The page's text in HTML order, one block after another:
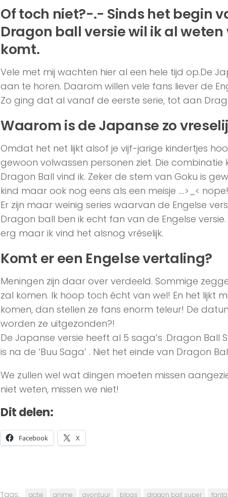
Of toch niet?-.- Sinds het begin
Dragon ball versie wil ik al
komt.
Vele met mij wachten hier al een hele tijd op.De
aan te horen. Daarom willen vele fans liever de
Zo ging dat al vanaf de eerste serie, tot aan
Waarom is de Japanse zo
Omdat het net lijkt alsof je vijf-jarige kindertjes
gewoon volwassen personen ziet. Die combinatie
Dragon Ball vind ik. Zeker de stem van Goku is
kind maar ook nog eens als een meisje ….>_< nope!
Er zijn maar weinig series waarvan de Engelse
Dragon ball ben ik echt fan van de Engelse
erg maar ik vind het alsnog vréselijk.
Komt er een Engelse vertaling?
Meningen zijn daar over verdeeld. Sommige
zal komen. Ik hoop toch écht van wel! En het lijkt
komen, dan stellen ze fans enorm teleur! De
worden ze uitgezonden?!
De Japanse versie heeft al 5 saga’s .Dragon
is na de ‘Buu Saga’ . Niet het einde van Dragon
We zullen wel wat dingen moeten missen
niet weten, missen we niet!
Dit delen:
Facebook X
Tags: actie anime avontuur blogs dragon ball super